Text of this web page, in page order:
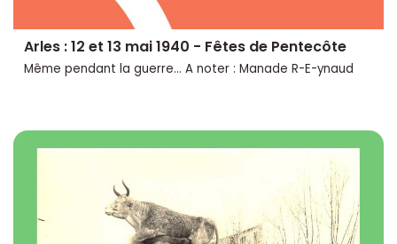
Arles : 12 et 13 mai 1940 - Fêtes de Pentecôte
Même pendant la guerre... A noter : Manade R-E-ynaud